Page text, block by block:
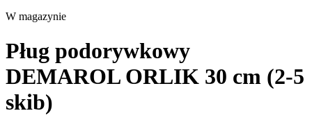
W magazynie
Pług podorywkowy
DEMAROL ORLIK 30 cm (2-5
skib)